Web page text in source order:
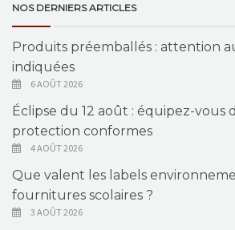
NOS DERNIERS ARTICLES
Produits préemballés : attention
indiquées
6 AOÛT 2026
Éclipse du 12 août : équipez-vous
protection conformes
4 AOÛT 2026
Que valent les labels
fournitures scolaires ?
3 AOÛT 2026